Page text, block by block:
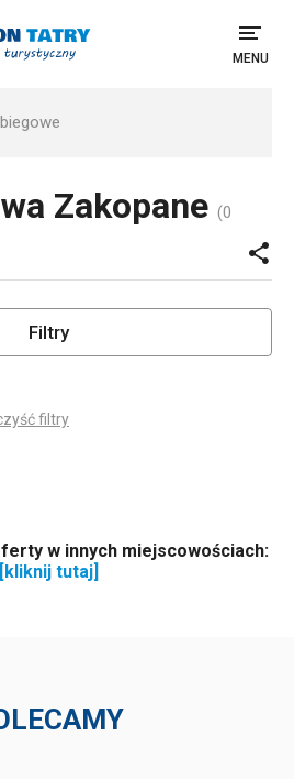
MENU
Zakopane (0
Filtry
filtry
w innych miejscowościach:
[kliknij tutaj]